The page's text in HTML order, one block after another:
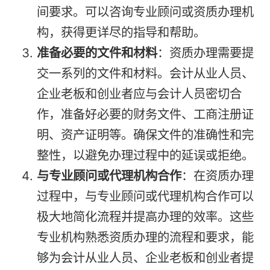
间要求。可以咨询专业顾问或资质办理机
构，获得更详尽的指导和帮助。
准备必要的文件和材料：资质办理需要提
交一系列的文件和材料。会计从业人员、
企业老板和创业者应与会计人员密切合
作，准备好必要的财务文件、工商注册证
明、资产证明等。确保文件的准确性和完
整性，以避免办理过程中的延误或拒绝。
与专业顾问或代理机构合作：在资质办理
过程中，与专业顾问或代理机构合作可以
极大地简化流程并提高办理的效率。这些
专业机构熟悉资质办理的流程和要求，能
够为会计从业人员、企业老板和创业者提